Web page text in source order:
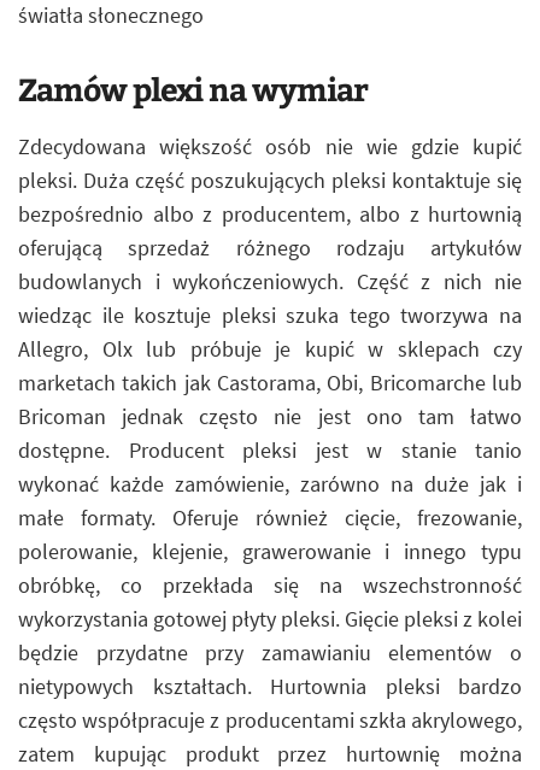
światła słonecznego
Zamów plexi na wymiar
Zdecydowana większość osób nie wie gdzie kupić
pleksi. Duża część poszukujących pleksi kontaktuje się
bezpośrednio albo z producentem, albo z hurtownią
oferującą sprzedaż różnego rodzaju artykułów
budowlanych i wykończeniowych. Część z nich nie
wiedząc ile kosztuje pleksi szuka tego tworzywa na
Allegro, Olx lub próbuje je kupić w sklepach czy
marketach takich jak Castorama, Obi, Bricomarche lub
Bricoman jednak często nie jest ono tam łatwo
dostępne. Producent pleksi jest w stanie tanio
wykonać każde zamówienie, zarówno na duże jak i
małe formaty. Oferuje również cięcie, frezowanie,
polerowanie, klejenie, grawerowanie i innego typu
obróbkę, co przekłada się na wszechstronność
wykorzystania gotowej płyty pleksi. Gięcie pleksi z kolei
będzie przydatne przy zamawianiu elementów o
nietypowych kształtach. Hurtownia pleksi bardzo
często współpracuje z producentami szkła akrylowego,
zatem kupując produkt przez hurtownię można